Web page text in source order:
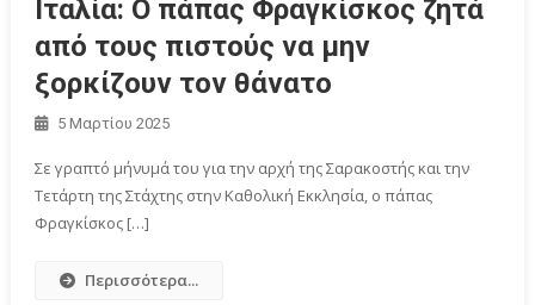
Ιταλία: Ο πάπας Φραγκίσκος ζητά
από τους πιστούς να μην
ξορκίζουν τον θάνατο
5 Μαρτίου 2025
Σε γραπτό μήνυμά του για την αρχή της Σαρακοστής και την
Τετάρτη της Στάχτης στην Καθολική Εκκλησία, ο πάπας
Φραγκίσκος […]
Περισσότερα...